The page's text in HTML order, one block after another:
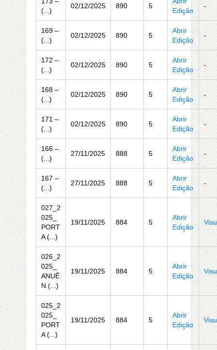
(...)
02/12/2025 890 5
Edição
-
169 –
(...)
02/12/2025 890 5
Abrir
Edição
-
172 –
(...)
02/12/2025 890 5
Abrir
Edição
-
168 –
(...)
02/12/2025 890 5
Abrir
Edição
-
171 –
(...)
02/12/2025 890 5
Abrir
Edição
-
166 –
(...)
27/11/2025 888 5
Abrir
Edição
-
167 –
(...)
27/11/2025 888 5
Abrir
Edição
-
027_2
025_
PORT
A (...)
19/11/2025 884 5
Abrir
Edição
026_2
025_
ANUÊ
N (...)
19/11/2025 884 5
Abrir
Edição
025_2
025_
PORT
A (...)
19/11/2025 884 5
Abrir
Edição